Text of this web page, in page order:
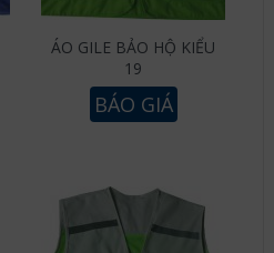
ÁO GILE BẢO HỘ KIỂU
19
BÁO GIÁ